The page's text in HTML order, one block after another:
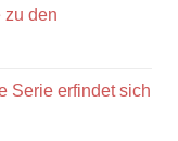
zu den
Serie erfindet sich